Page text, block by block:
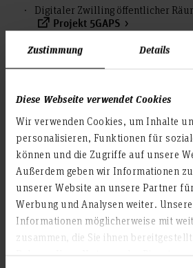
Zustimmung Details
Diese Webseite verwendet Cookies
Wir verwenden Cookies, um Inhalte
personalisieren, Funktionen für
können und die Zugriffe auf unsere
Außerdem geben wir Informationen
unserer Website an unsere Partner
Werbung und Analysen weiter.
Informationen möglicherweise mit
zusammen, die Sie ihnen
Digitaler Zwilling öffentlicher
Projekt 5GAPS
und Mobilität:
Arbeitsgruppe
Forschung
Data|H: Institute for Applied
Veröffentlichungen
Eigene Veröffentlichungen